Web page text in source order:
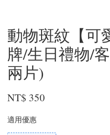
動物斑紋【可
牌/生日禮物/
兩片)
NT$ 350
適用優惠